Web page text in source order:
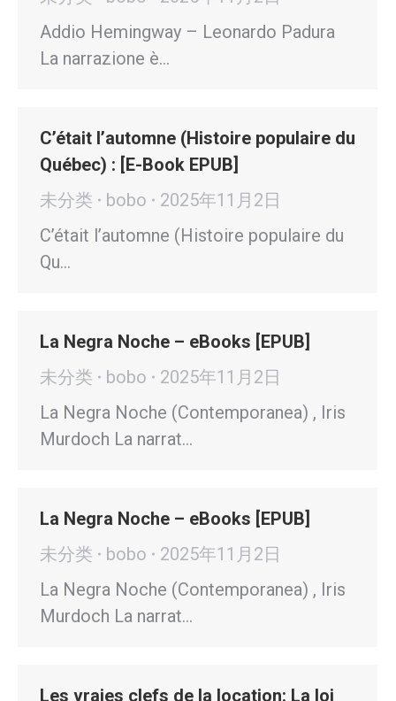
Addio Hemingway – Leonardo Padura
La narrazione è…
C’était l’automne (Histoire populaire du
Québec) : [E-Book EPUB]
未分类
bobo
2025年11月2日
C’était l’automne (Histoire populaire du
Qu…
La Negra Noche – eBooks [EPUB]
未分类
bobo
2025年11月2日
La Negra Noche (Contemporanea) , Iris
Murdoch La narrat…
La Negra Noche – eBooks [EPUB]
未分类
bobo
2025年11月2日
La Negra Noche (Contemporanea) , Iris
Murdoch La narrat…
Les vraies clefs de la location: La loi